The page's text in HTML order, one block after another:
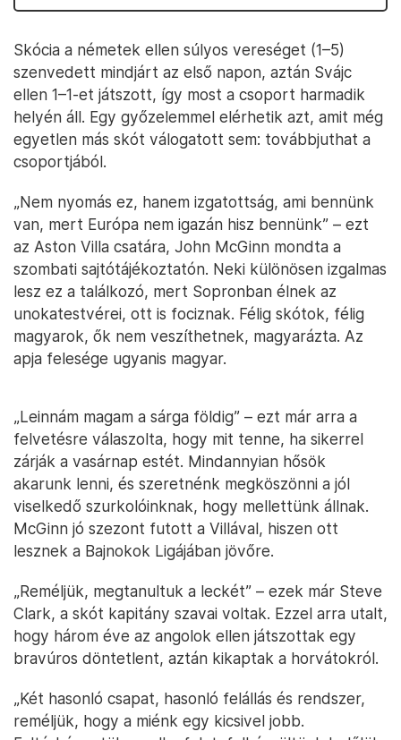
Skócia a németek ellen súlyos vereséget (1–5)
szenvedett mindjárt az első napon, aztán Svájc
ellen 1–1-et játszott, így most a csoport harmadik
helyén áll. Egy győzelemmel elérhetik azt, amit még
egyetlen más skót válogatott sem: továbbjuthat a
csoportjából.
„Nem nyomás ez, hanem izgatottság, ami bennünk
van, mert Európa nem igazán hisz bennünk” – ezt
az Aston Villa csatára, John McGinn mondta a
szombati sajtótájékoztatón. Neki különösen izgalmas
lesz ez a találkozó, mert Sopronban élnek az
unokatestvérei, ott is fociznak. Félig skótok, félig
magyarok, ők nem veszíthetnek, magyarázta. Az
apja felesége ugyanis magyar.
„Leinnám magam a sárga földig” – ezt már arra a
felvetésre válaszolta, hogy mit tenne, ha sikerrel
zárják a vasárnap estét. Mindannyian hősök
akarunk lenni, és szeretnénk megköszönni a jól
viselkedő szurkolóinknak, hogy mellettünk állnak.
McGinn jó szezont futott a Villával, hiszen ott
lesznek a Bajnokok Ligájában jövőre.
„Reméljük, megtanultuk a leckét” – ezek már Steve
Clark, a skót kapitány szavai voltak. Ezzel arra utalt,
hogy három éve az angolok ellen játszottak egy
bravúros döntetlent, aztán kikaptak a horvátokról.
„Két hasonló csapat, hasonló felállás és rendszer,
reméljük, hogy a miénk egy kicsivel jobb.